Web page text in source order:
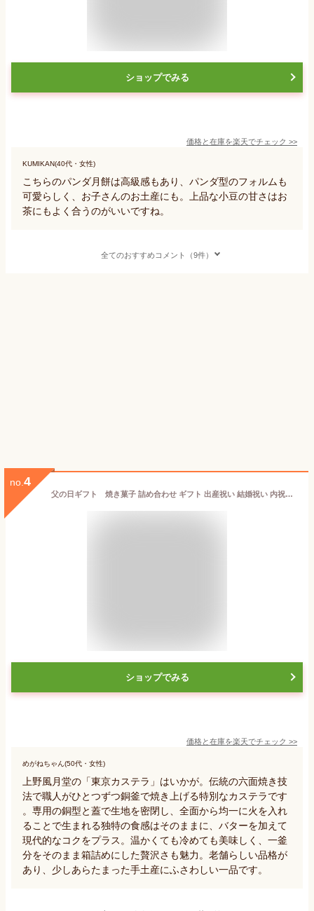
ショップでみる
価格と在庫を楽天でチェック >>
KUMIKAN(40代・女性)
こちらのパンダ月餅は高級感もあり、パンダ型のフォルムも
可愛らしく、お子さんのお土産にも。上品な小豆の甘さはお
茶にもよく合うのがいいですね。
全てのおすすめコメント（9件）
no. 4
父の日ギフト 焼き菓子 詰め合わせ ギフト 出産祝い 結婚祝い 内祝い 御挨拶 御礼 引越し菓子折り 御挨拶 粗品 のし紙 スイーツ 焼き菓子 ギフト 詰め合わせ /上野風月堂公式 東京カステラ/ 洋菓子 手土産 お返し プレゼント 御祝 御礼 結婚 出産 職場 会社 退職 送料無料
ショップでみる
価格と在庫を楽天でチェック >>
めがねちゃん(50代・女性)
上野風月堂の「東京カステラ」はいかが。伝統の六面焼き技
法で職人がひとつずつ銅釜で焼き上げる特別なカステラです
。専用の銅型と蓋で生地を密閉し、全面から均一に火を入れ
ることで生まれる独特の食感はそのままに、バターを加えて
現代的なコクをプラス。温かくても冷めても美味しく、一釜
分をそのまま箱詰めにした贅沢さも魅力。老舗らしい品格が
あり、少しあらたまった手土産にふさわしい一品です。